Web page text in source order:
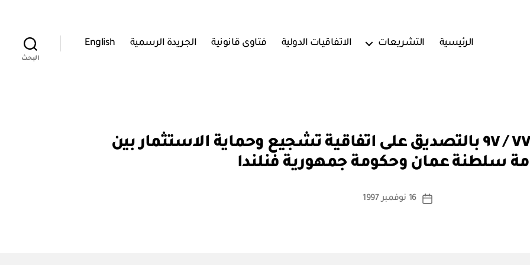
الرئيسية التشريعات الاتفاقيات الدولية فتاوى قانونية الجريدة الرسمية English
البحث
مرسوم سلطاني رقم ٧٧ / ٩٧ بالتصديق على اتفاقية تشجيع وحماية الاستثمار بين
سلطنة عمان وحكومة جمهورية فنلندا
كاتب
بو
ا
س
ة
تاريخ
16 نوفمبر 1997